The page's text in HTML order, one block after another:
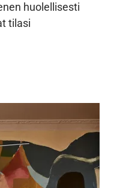
huolellisesti
tilasi